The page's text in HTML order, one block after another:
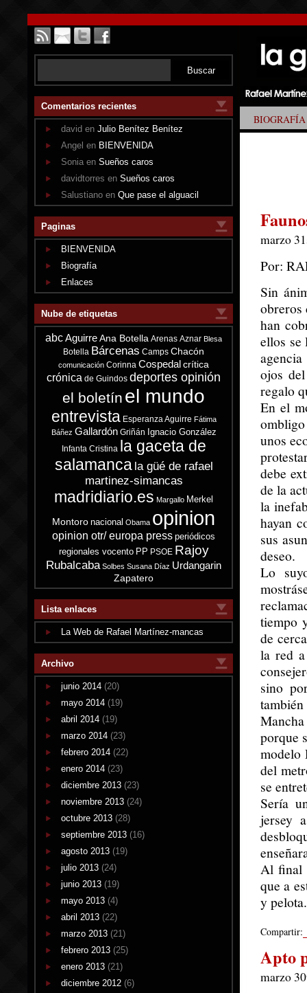
Comentarios recientes
david en Julio Benítez Benítez
Angel en BIENVENIDA
Sonia en Sueños caros
davidtorres en Sueños caros
Salustiano en Que pase el alguacil
Paginas
BIENVENIDA
Biografía
Enlaces
Nube de etiquetas
abcAguirre Ana Botella Arenas Aznar Blesa
Botella Bárcenas Camps Chacón
comunicación Corinna Cospedal crítica
crónica de Guindos deportes opinión
el boletín el mundo
entrevista Esperanza Aguirre Fátima
Báñez Gallardón Griñán Ignacio González
Infanta Cristina la gaceta de
salamanca la güé de rafael
martinez-simancas
madridiario.es Margallo Merkel
Montoro nacional Obama opinion
opinion otr/ europa press periódicos
regionales vocento PP PSOE Rajoy
Rubalcaba Solbes Susana Díaz Urdangarin
Zapatero
Lista enlaces
La Web de Rafael Martínez-mancas
Archivo
junio 2014 (20)
mayo 2014 (19)
abril 2014 (19)
marzo 2014 (23)
febrero 2014 (22)
enero 2014 (23)
diciembre 2013 (23)
noviembre 2013 (24)
octubre 2013 (28)
septiembre 2013 (16)
agosto 2013 (19)
julio 2013 (24)
junio 2013 (19)
mayo 2013 (4)
abril 2013 (22)
marzo 2013 (21)
febrero 2013 (25)
enero 2013 (21)
diciembre 2012 (6)
BIOGRAFÍA
marzo
Por:
Sin
obreros
han
ellos se
ojos
regalo
En el
ombligo
unos
debe
de la
la
hayan
sus
deseo.
Lo
tiempo
de
la red
sino
porque
modelo
del
se
Sería
jersey
Al final
que a
y pelota.
Compartir:
Apto
marzo